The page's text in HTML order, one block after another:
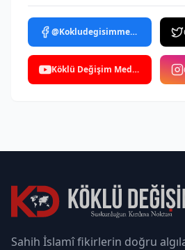
@Kokludegisimmedya
Köklü Değişim Medya
Sahih İslamî fikirlerin doğru